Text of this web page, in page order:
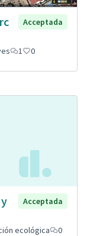
Acceptada
1 0
Acceptada
ecológica
0